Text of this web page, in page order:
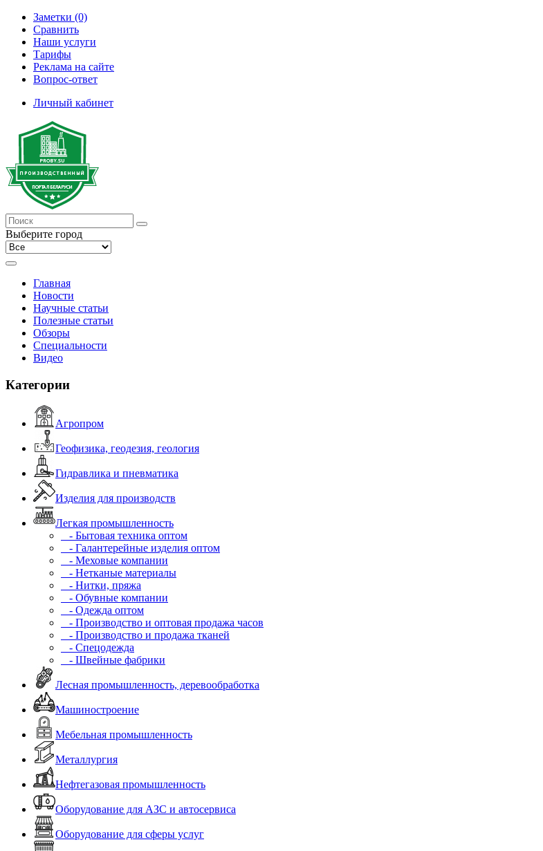
Заметки (0)
Сравнить
Наши услуги
Тарифы
Реклама на сайте
Вопрос-ответ
Личный кабинет
Выберите город
Главная
Новости
Научные статьи
Полезные статьи
Обзоры
Специальности
Видео
Категории
Агропром
Геофизика, геодезия, геология
Гидравлика и пневматика
Изделия для производств
Легкая промышленность
- Бытовая техника оптом
- Галантерейные изделия оптом
- Меховые компании
- Нетканые материалы
- Нитки, пряжа
- Обувные компании
- Одежда оптом
- Производство и оптовая продажа часов
- Производство и продажа тканей
- Спецодежда
- Швейные фабрики
Лесная промышленность, деревообработка
Машиностроение
Мебельная промышленность
Металлургия
Нефтегазовая промышленность
Оборудование для АЗС и автосервиса
Оборудование для сферы услуг